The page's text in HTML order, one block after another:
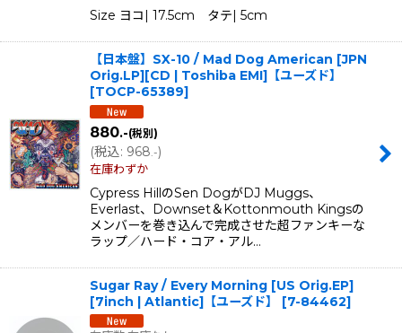
Size ヨコ| 17.5cm タテ| 5cm
【日本盤】SX-10 / Mad Dog American [JPN
Orig.LP][CD | Toshiba EMI]【ユーズド】
[TOCP-65389]
880.-(税別)
(税込: 968 .-)
在庫わずか
Cypress HillのSen DogがDJ Muggs、
Everlast、Downset＆Kottonmouth Kingsの
メンバーを巻き込んで完成させた超ファンキーな
ラップ／ハード・コア・アル…
Sugar Ray / Every Morning [US Orig.EP]
[7inch | Atlantic]【ユーズド】
[7-84462]